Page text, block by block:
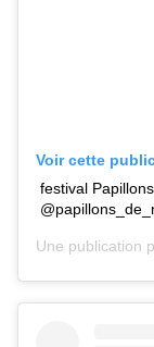
Voir cette
festival
Une publication